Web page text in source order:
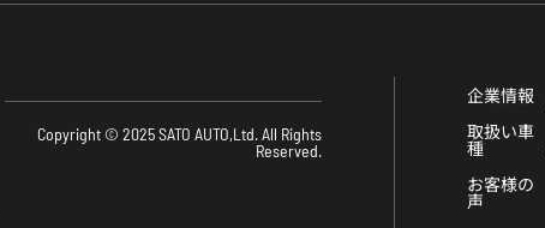
Copyright © 2025 SATO AUTO,Ltd. All Rights
Reserved.
企業情報
取扱い車
種
お客様の
声